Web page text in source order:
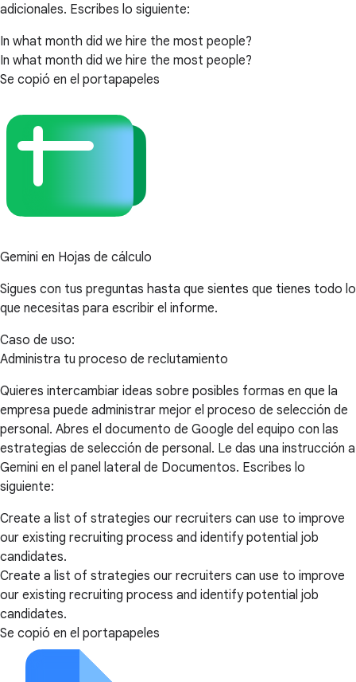
adicionales. Escribes lo siguiente:
In what month did we hire the most people?
In what month did we hire the most people?
Se copió en el portapapeles
Gemini en Hojas de cálculo
Sigues con tus preguntas hasta que sientes que tienes todo lo
que necesitas para escribir el informe.
Caso de uso:
Administra tu proceso de reclutamiento
Quieres intercambiar ideas sobre posibles formas en que la
empresa puede administrar mejor el proceso de selección de
personal. Abres el documento de Google del equipo con las
estrategias de selección de personal. Le das una instrucción a
Gemini en el panel lateral de Documentos. Escribes lo
siguiente:
Create a list of strategies our recruiters can use to improve
our existing recruiting process and identify potential job
candidates.
Create a list of strategies our recruiters can use to improve
our existing recruiting process and identify potential job
candidates.
Se copió en el portapapeles